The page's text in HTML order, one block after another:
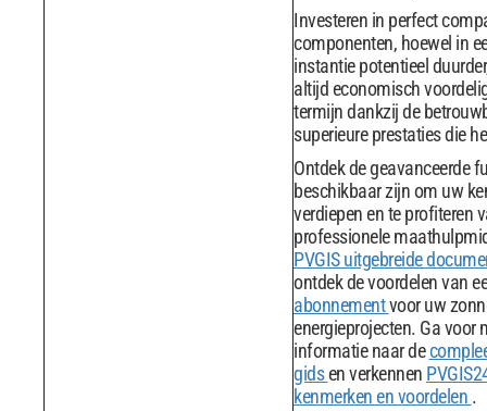
Investeren in perfect
componenten, hoewel in
instantie potentieel
altijd economisch
termijn dankzij de
superieure prestaties die
Ontdek de geavanceerde
beschikbaar zijn om uw
verdiepen en te profiteren
professionele
PVGIS uitgebreide
ontdek de voordelen van
abonnementvoor uw
energieprojecten. Ga voor
informatie naar de
gidsen verkennen
kenmerken en voordelen .